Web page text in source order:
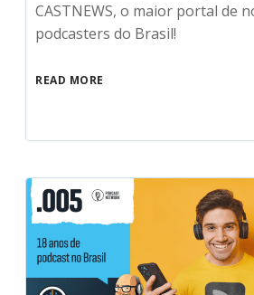
CASTNEWS, o maior portal de
podcasters do Brasil!
READ MORE